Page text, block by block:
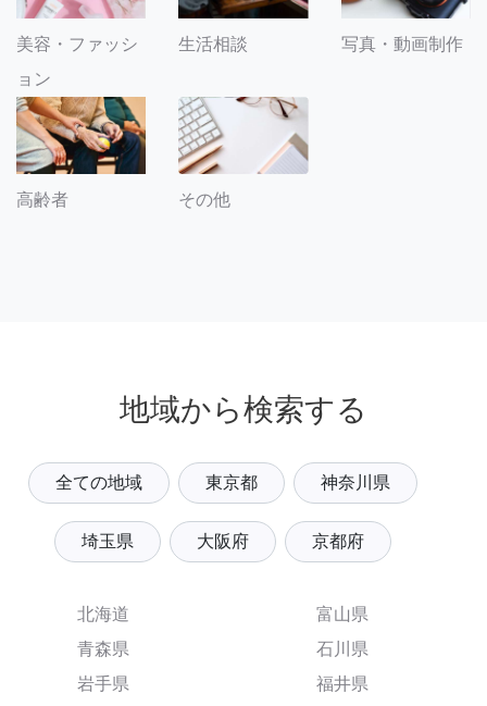
美容・ファッシ
ョン
生活相談 写真・動画制作
高齢者 その他
地域から検索する
全ての地域 東京都 神奈川県
埼玉県 大阪府 京都府
北海道
青森県
岩手県
富山県
石川県
福井県